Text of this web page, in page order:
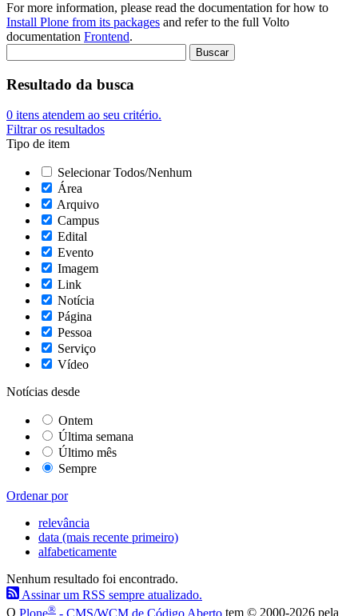
For more information, please read the documentation for how to
Install Plone from its packages and refer to the full Volto
documentation Frontend.
Resultado da busca
0 itens atendem ao seu critério.
Filtrar os resultados
Tipo de item
Selecionar Todos/Nenhum
Área
Arquivo
Campus
Edital
Evento
Imagem
Link
Notícia
Página
Pessoa
Serviço
Vídeo
Notícias desde
Ontem
Última semana
Último mês
Sempre
Ordenar por
relevância
data (mais recente primeiro)
alfabeticamente
Nenhum resultado foi encontrado.
Assinar um RSS sempre atualizado.
O Plone® - CMS/WCM de Código Aberto tem © 2000-2026 pela